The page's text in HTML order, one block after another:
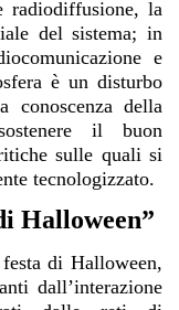
radiodiffusione, la
del sistema; in
e
è un disturbo
conoscenza della
il buon
sulle quali si
tecnologizzato.
Halloween”
di Halloween,
dall’interazione